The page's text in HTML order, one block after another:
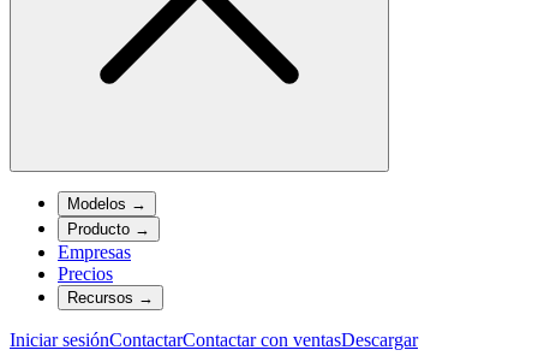
Modelos →
Producto →
Empresas
Precios
Recursos →
Iniciar sesiónContactarContactar con ventasDescargar